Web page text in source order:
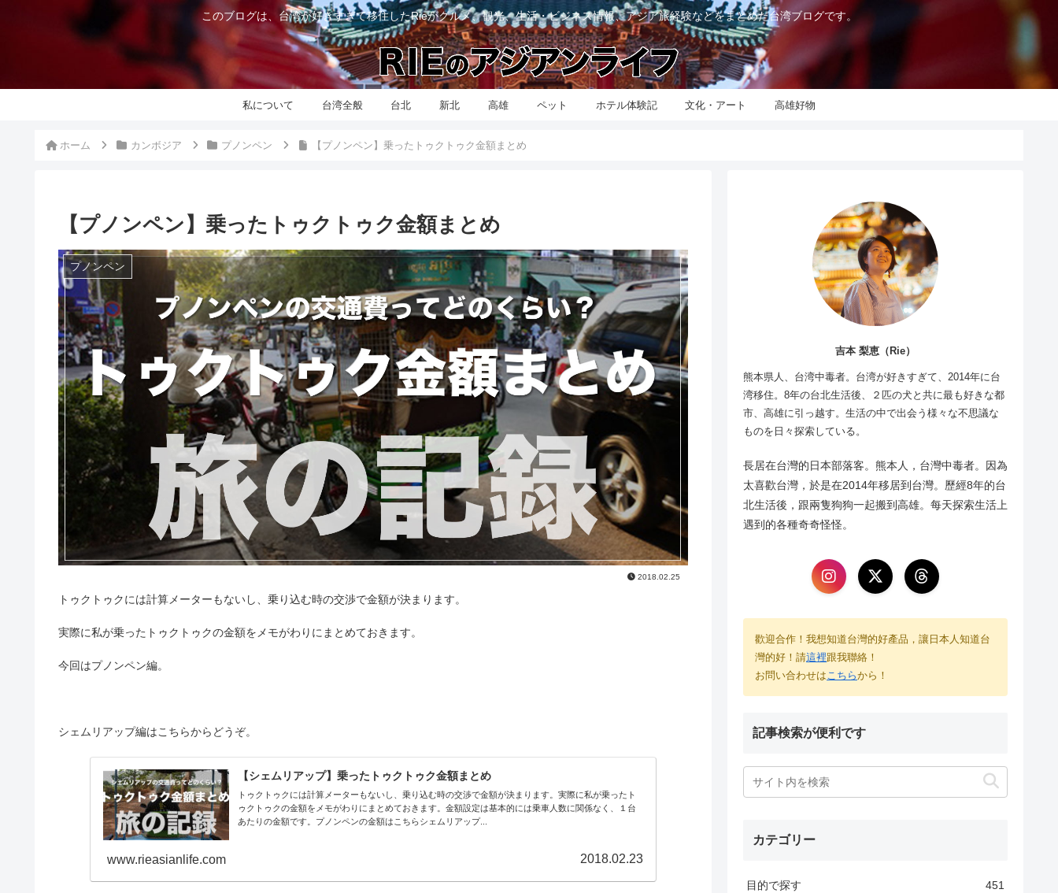
このブログは、台湾が好きすぎて移住したRieがグルメ、観光、生活・ビジネス情報、アジア旅経験などをまとめた台湾ブログです。
私について 台湾全般 台北 新北 高雄 ペット ホテル体験記 文化・アート 高雄好物
ホーム カンボジア プノンペン 【プノンペン】乗ったトゥクトゥク金額まとめ
【プノンペン】乗ったトゥクトゥク金額まとめ
プノンペン
2018.02.25
トゥクトゥクには計算メーターもないし、乗り込む時の交渉で金額が決まります。
実際に私が乗ったトゥクトゥクの金額をメモがわりにまとめておきます。
今回はプノンペン編。
シェムリアップ編はこちらからどうぞ。
【シェムリアップ】乗ったトゥクトゥク金額まとめ
トゥクトゥクには計算メーターもないし、乗り込む時の交渉で金額が決まります。実際に私が乗ったト
ゥクトゥクの金額をメモがわりにまとめておきます。金額設定は基本的には乗車人数に関係なく、１台
あたりの金額です。プノンペンの金額はこちらシェムリアップ...
www.rieasianlife.com 2018.02.23
吉本 梨恵（Rie）
熊本県人、台湾中毒者。台湾が好きすぎて、2014年に台
湾移住。8年の台北生活後、２匹の犬と共に最も好きな都
市、高雄に引っ越す。生活の中で出会う様々な不思議な
ものを日々探索している。
長居在台灣的日本部落客。熊本人，台灣中毒者。因為
太喜歡台灣，於是在2014年移居到台灣。歷經8年的台
北生活後，跟兩隻狗狗一起搬到高雄。每天探索生活上
遇到的各種奇奇怪怪。
歡迎合作！我想知道台灣的好產品，讓日本人知道台
灣的好！請這裡跟我聯絡！
お問い合わせはこちらから！
記事検索が便利です
カテゴリー
目的で探す
451